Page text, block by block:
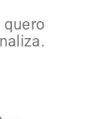
quero